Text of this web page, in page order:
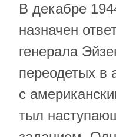
В декабре
назначен
генерала
переодетых в
с
тыл